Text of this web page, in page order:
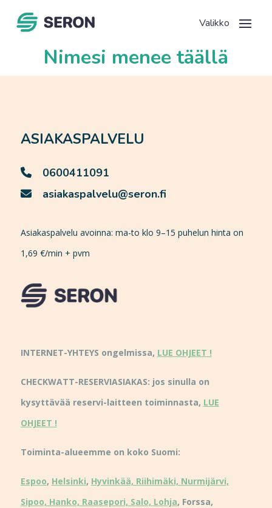
Nimesi menee täällä
ASIAKASPALVELU
0600411091
asiakaspalvelu@seron.fi
Asiakaspalvelu avoinna: ma-to klo 9–15 puhelun hinta on
1,69 €/min + pvm
INTERNET-YHTEYS ongelmissa, LUE OHJEET !
CHECKWATT-RESERVIASIAKAS: jos sinulla on
kysyttävää reservi-laitteen toiminnasta, LUE
OHJEET !
Toiminta-alueemme on koko Suomi:
Espoo, Helsinki, Hyvinkää, Riihimäki, Nurmijärvi,
Sipoo, Hanko, Raasepori, Salo, Lohja, Forssa,